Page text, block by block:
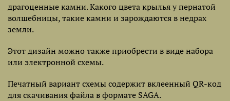
драгоценные камни. Какого цвета крылья у пернатой
волшебницы, такие камни и зарождаются в недрах
земли.
Этот дизайн можно также приобрести в виде набора
или электронной схемы.
Печатный вариант схемы содержит вклеенный QR-код
для скачивания файла в формате SAGA.